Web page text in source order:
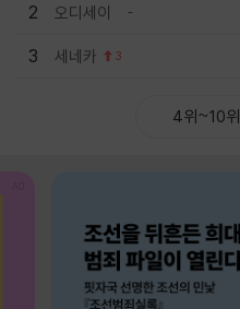
2 오디세이
3 세네카 3
4위~10위